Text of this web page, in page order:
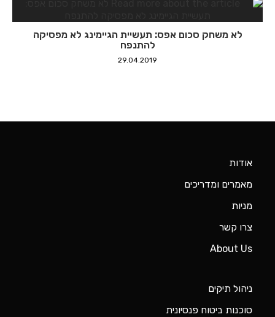
לא משחק סכום אפס: תעשיית הגיימינג לא מפסיקה
להתנפח
29.04.2019
אודות
מאמרים ומדריכים
מניות
צרו קשר
About Us
ניהול תיקים
סוכנות ביטוח פנסיונית